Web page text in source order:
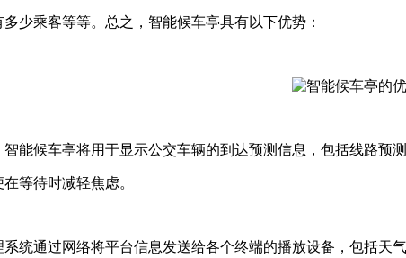
少乘客等等。总之，智能候车亭具有以下优势：
能候车亭将用于显示公交车辆的到达预测信息，包括线路预
等待时减轻焦虑。
统通过网络将平台信息发送给各个终端的播放设备，包括天